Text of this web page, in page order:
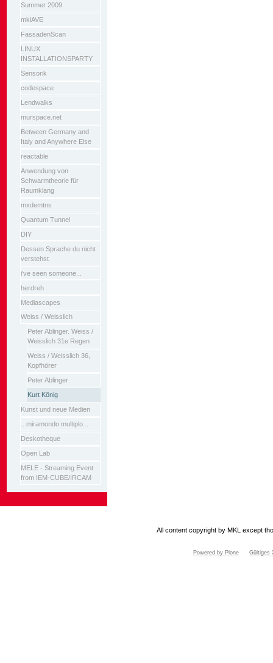
Summer 2009
mklAVE
FassadenScan
LINUX
INSTALLATIONSPARTY
Sensorik
codespace
Lendwalks
murspace.net
Between Germany and
Italy and Anywhere Else
reactable
Anwendung von
Schwarmtheorie für
Raumklang
mxdemtns
Quantum Tunnel
DIY
Dessen Sprache du nicht
verstehst
i've seen someone...
herdreh
Mediascapes
Weiss / Weisslich
Peter Ablinger. Weiss /
Weisslich 31e Regen
Weiss / Weisslich 36,
Kopfhörer
Peter Ablinger
Kurt König
Kunst und neue Medien
...miramondo multiplo...
Deskotheque
Open Lab
MELE - Streaming Event
from IEM-CUBE/IRCAM
All content copyright by MKL except
Powered by Plone Gültiges